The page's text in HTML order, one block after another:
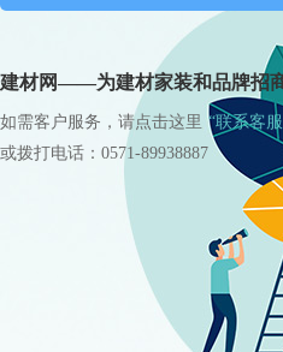
建材网——为建材家装和品牌招
如需客户服务，请点击这里 “联系客
或拨打电话：0571-89938887